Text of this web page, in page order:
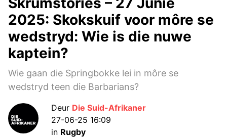
2025: Skokskuif voor môre se
wedstryd: Wie is die nuwe
kaptein?
Wie gaan die Springbokke lei in môre se
wedstryd teen die Barbarians?
Deur Die Suid-Afrikaner
27-06-25 16:09
in Rugby